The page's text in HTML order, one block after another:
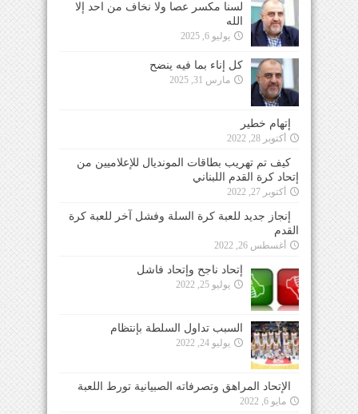
لسنا مكسر عصا ولا نخاف من احد إلا
الله
يوليو 6, 2025
كل إناء بما فيه ينضح
مارس 31, 2025
إتهام خطير
أكتوبر 28, 2022
كيف تم تهريب بطاقات المونديال للإعلاميين من
إتحاد كرة القدم اللبناني
أكتوبر 27, 2022
إنجاز جديد للعبة كرة السلة وفشل آخر للعبة كرة
القدم
أغسطس 26, 2022
إتحاد ناجح وإتحاد فاشل
يوليو 25, 2022
السبب تداول السلطة بإنتظام
يوليو 24, 2022
الإتحاد المراهق وتصرفاته الصبيانية تورط اللعبة
مايو 6, 2022